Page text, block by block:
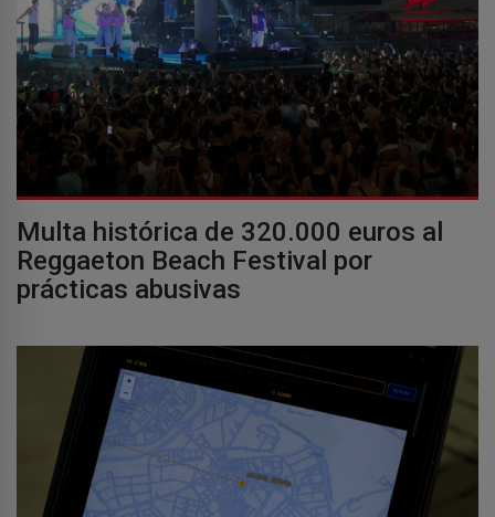
Multa histórica de 320.000 euros al
Reggaeton Beach Festival por
prácticas abusivas